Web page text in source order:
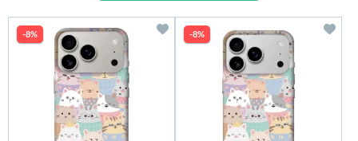
-8% -8%